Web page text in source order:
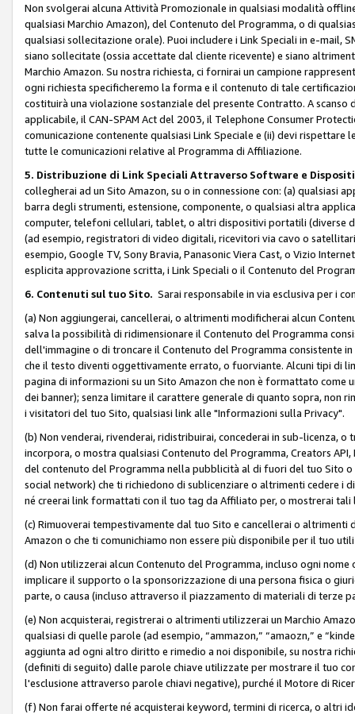
Non svolgerai alcuna Attività Promozionale in qualsiasi modalità
qualsiasi Marchio Amazon), del Contenuto del Programma, o di
qualsiasi sollecitazione orale). Puoi includere i Link Speciali in e-mail,
siano sollecitate (ossia accettate dal cliente ricevente) e siano
Marchio Amazon. Su nostra richiesta, ci fornirai un campione
ogni richiesta specificheremo la forma e il contenuto di tale
costituirà una violazione sostanziale del presente Contratto. A
applicabile, il CAN-SPAM Act del 2003, il Telephone Consumer
comunicazione contenente qualsiasi Link Speciale e (ii) devi
tutte le comunicazioni relative al Programma di Affiliazione.
5. Distribuzione di Link Speciali Attraverso Software e
collegherai ad un Sito Amazon, su o in connessione con: (a)
barra degli strumenti, estensione, componente, o qualsiasi altra
computer, telefoni cellulari, tablet, o altri dispositivi portatili (diverse
(ad esempio, registratori di video digitali, ricevitori via cavo o
esempio, Google TV, Sony Bravia, Panasonic Viera Cast, o Vizio
esplicita approvazione scritta, i Link Speciali o il Contenuto del
6. Contenuti sul tuo Sito. Sarai responsabile in via esclusiva per i
(a) Non aggiungerai, cancellerai, o altrimenti modificherai alcun
salva la possibilità di ridimensionare il Contenuto del Programma
dell'immagine o di troncare il Contenuto del Programma consistente
che il testo diventi oggettivamente errato, o fuorviante. Alcuni tipi di
pagina di informazioni su un Sito Amazon che non è formattato
dei banner); senza limitare il carattere generale di quanto sopra, non
i visitatori del tuo Sito, qualsiasi link alle "Informazioni sulla Privacy".
(b) Non venderai, rivenderai, ridistribuirai, concederai in sub-licenza,
incorpora, o mostra qualsiasi Contenuto del Programma, Creators
del contenuto del Programma nella pubblicità al di fuori del tuo Sito
social network) che ti richiedono di sublicenziare o altrimenti cedere i
né creerai link formattati con il tuo tag da Affiliato per, o mostrerai tali
(c) Rimuoverai tempestivamente dal tuo Sito e cancellerai o
Amazon o che ti comunichiamo non essere più disponibile per il tuo
(d) Non utilizzerai alcun Contenuto del Programma, incluso ogni
implicare il supporto o la sponsorizzazione di una persona fisica o
parte, o causa (incluso attraverso il piazzamento di materiali di terze
(e) Non acquisterai, registrerai o altrimenti utilizzerai un Marchio
qualsiasi di quelle parole (ad esempio, “ammazon,” “amaozn,” e
aggiunta ad ogni altro diritto e rimedio a noi disponibile, su nostra
(definiti di seguito) dalle parole chiave utilizzate per mostrare il tuo
l'esclusione attraverso parole chiavi negative), purché il Motore di
(f) Non farai offerte né acquisterai keyword, termini di ricerca, o altri